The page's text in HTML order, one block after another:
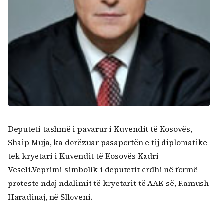
Deputeti tashmë i pavarur i Kuvendit të Kosovës,
Shaip Muja, ka dorëzuar pasaportën e tij diplomatike
tek kryetari i Kuvendit të Kosovës Kadri
Veseli.Veprimi simbolik i deputetit erdhi në formë
proteste ndaj ndalimit të kryetarit të AAK-së, Ramush
Haradinaj, në Slloveni.